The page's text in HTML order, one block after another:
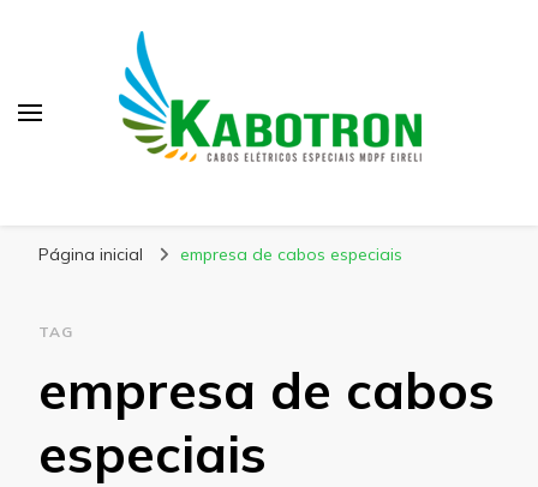
Página inicial empresa de cabos especiais
TAG
empresa de cabos
especiais